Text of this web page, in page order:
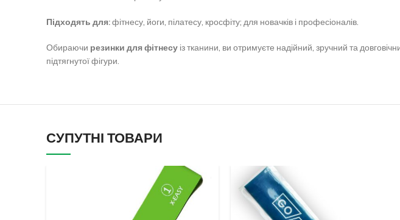
Підходять для:фітнесу, йоги, пілатесу, кросфіту; для новачків і професіоналів.
Обираючи резинки для фітнесу із тканини, ви отримуєте надійний, зручний та
підтягнутої фігури.
СУПУТНІ ТОВАРИ